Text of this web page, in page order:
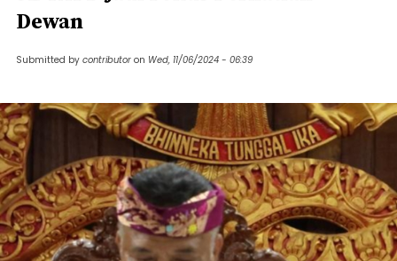
Dewan
Submitted by contributor on Wed, 11/06/2024 - 06:39